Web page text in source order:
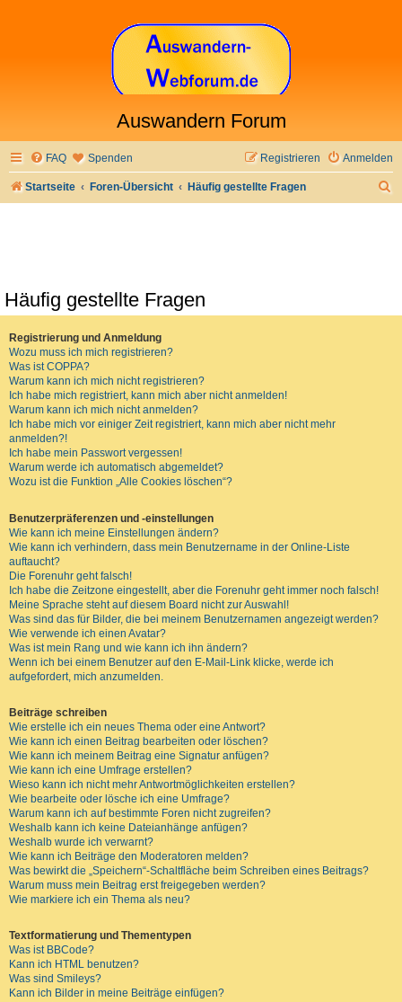
Auswandern Forum
FAQ Spenden Anmelden
Registrieren
Startseite Foren-Übersicht Häufig gestellte Fragen
Häufig gestellte Fragen
Registrierung und Anmeldung
Wozu muss ich mich registrieren?
Was ist COPPA?
Warum kann ich mich nicht registrieren?
Ich habe mich registriert, kann mich aber nicht anmelden!
Warum kann ich mich nicht anmelden?
Ich habe mich vor einiger Zeit registriert, kann mich aber nicht mehr
anmelden?!
Ich habe mein Passwort vergessen!
Warum werde ich automatisch abgemeldet?
Wozu ist die Funktion „Alle Cookies löschen“?
Benutzerpräferenzen und -einstellungen
Wie kann ich meine Einstellungen ändern?
Wie kann ich verhindern, dass mein Benutzername in der Online-Liste
auftaucht?
Die Forenuhr geht falsch!
Ich habe die Zeitzone eingestellt, aber die Forenuhr geht immer noch falsch!
Meine Sprache steht auf diesem Board nicht zur Auswahl!
Was sind das für Bilder, die bei meinem Benutzernamen angezeigt werden?
Wie verwende ich einen Avatar?
Was ist mein Rang und wie kann ich ihn ändern?
Wenn ich bei einem Benutzer auf den E-Mail-Link klicke, werde ich
aufgefordert, mich anzumelden.
Beiträge schreiben
Wie erstelle ich ein neues Thema oder eine Antwort?
Wie kann ich einen Beitrag bearbeiten oder löschen?
Wie kann ich meinem Beitrag eine Signatur anfügen?
Wie kann ich eine Umfrage erstellen?
Wieso kann ich nicht mehr Antwortmöglichkeiten erstellen?
Wie bearbeite oder lösche ich eine Umfrage?
Warum kann ich auf bestimmte Foren nicht zugreifen?
Weshalb kann ich keine Dateianhänge anfügen?
Weshalb wurde ich verwarnt?
Wie kann ich Beiträge den Moderatoren melden?
Was bewirkt die „Speichern“-Schaltfläche beim Schreiben eines Beitrags?
Warum muss mein Beitrag erst freigegeben werden?
Wie markiere ich ein Thema als neu?
Textformatierung und Thementypen
Was ist BBCode?
Kann ich HTML benutzen?
Was sind Smileys?
Kann ich Bilder in meine Beiträge einfügen?